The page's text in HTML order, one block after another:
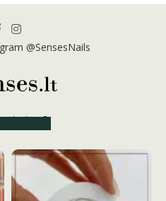
@SensesNails
su mumis